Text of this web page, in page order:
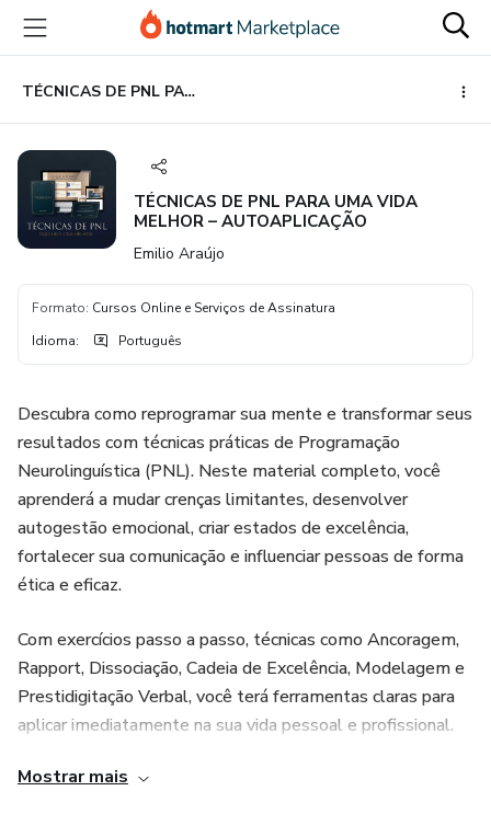
para
conteúdo
principal
para
pagamento
para
rodapé
TÉCNICAS DE PNL PARA UMA VIDA MELHOR – AUTOAPLICAÇÃO
TÉCNICAS DE PNL PARA UMA VIDA
MELHOR – AUTOAPLICAÇÃO
Emilio Araújo
Formato: Cursos Online e Serviços de Assinatura
Idioma: Português
Descubra como reprogramar sua mente e transformar seus
resultados com técnicas práticas de Programação
Neurolinguística (PNL). Neste material completo, você
aprenderá a mudar crenças limitantes, desenvolver
autogestão emocional, criar estados de excelência,
fortalecer sua comunicação e influenciar pessoas de forma
ética e eficaz.
Com exercícios passo a passo, técnicas como Ancoragem,
Rapport, Dissociação, Cadeia de Excelência, Modelagem e
Prestidigitação Verbal, você terá ferramentas claras para
aplicar imediatamente na sua vida pessoal e profissional.
Se você deseja mais clareza, confiança, controle emocional
Mostrar mais